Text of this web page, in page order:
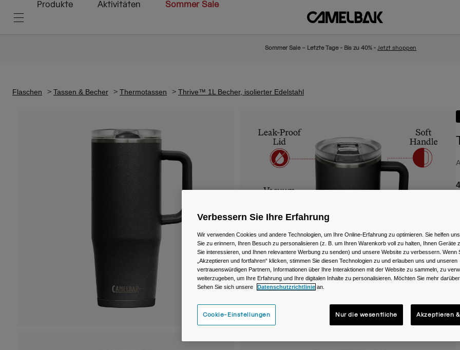
Produkte Aktivitäten Sommer Sale
Sommer Sale – Letzte Tage - Bis zu 40% -Jetzt shoppen
Flaschen Tassen & Becher Thermotassen Thrive™ 1L Becher, isolierter Edelstahl
Verbessern Sie Ihre Erfahrung
Wir verwenden Cookies und andere Technologien, um Ihre Online-Erfahrung zu optimieren. Sie helfen
Sie zu erinnern, Ihren Besuch zu personalisieren (z. B. um Ihren Warenkorb voll zu halten, Ihnen Geräte
Sie interessieren, und Ihnen relevantere Werbung zu senden) und unsere Website zu verbessern. Wenn
„Akzeptieren und fortfahren“ klicken, stimmen Sie diesen Technologien zu und erlauben uns und unseren
vertrauenswürdigen Partnern, Informationen über Ihre Interaktionen mit der Website zu sammeln, zu
weiterzugeben, um Ihre Erfahrung und Ihre digitalen Inhalte zu personalisieren. Möchten Sie mehr
Sehen Sie sich unsere
Datenschutzrichtlinie an.
Cookie-Einstellungen Nur die wesentliche Akzeptieren